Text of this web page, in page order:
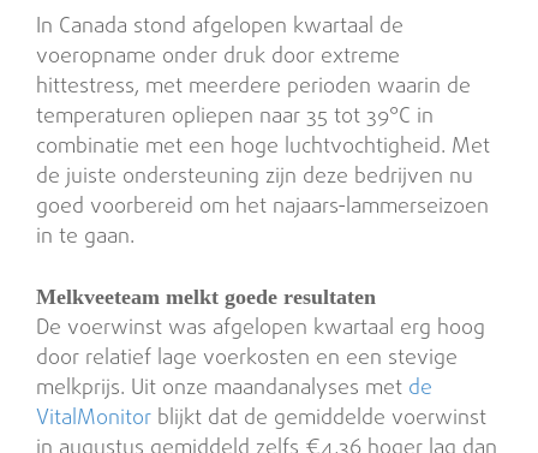
In Canada stond afgelopen kwartaal de
voeropname onder druk door extreme
hittestress, met meerdere perioden waarin de
temperaturen opliepen naar 35 tot 39°C in
combinatie met een hoge luchtvochtigheid. Met
de juiste ondersteuning zijn deze bedrijven nu
goed voorbereid om het najaars-lammerseizoen
in te gaan.
Melkveeteam melkt goede resultaten
De voerwinst was afgelopen kwartaal erg hoog
door relatief lage voerkosten en een stevige
melkprijs. Uit onze maandanalyses met de
VitalMonitor blijkt dat de gemiddelde voerwinst